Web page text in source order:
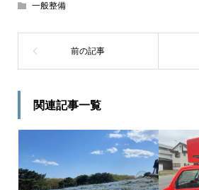
一般整備
関連記事一覧